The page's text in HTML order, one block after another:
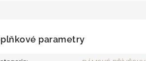
parametry